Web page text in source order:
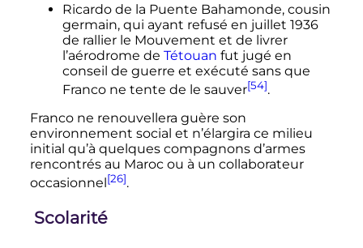
Ricardo de la Puente Bahamonde, cousin
germain, qui ayant refusé en juillet 1936
de rallier le Mouvement et de livrer
l’aérodrome de Tétouan fut jugé en
conseil de guerre et exécuté sans que
Franco ne tente de le sauver[54].
Franco ne renouvellera guère son
environnement social et n’élargira ce milieu
initial qu’à quelques compagnons d’armes
rencontrés au Maroc ou à un collaborateur
occasionnel [26].
Scolarité